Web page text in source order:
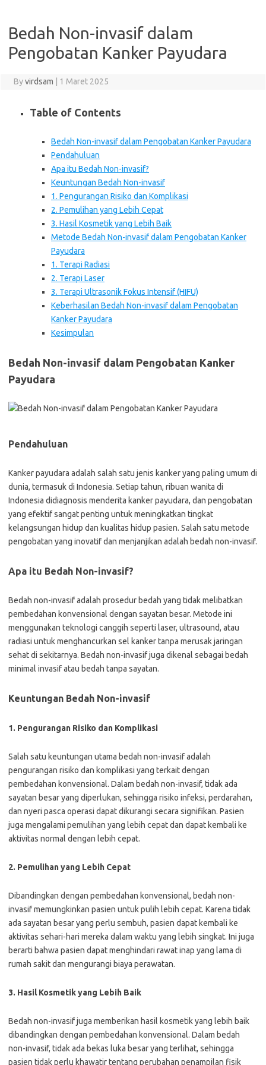
Bedah Non-invasif dalam
Pengobatan Kanker Payudara
Byvirdsam 1 Maret 2025
Table of Contents
Bedah Non-invasif dalam Pengobatan Kanker Payudara
Pendahuluan
Apa itu Bedah Non-invasif?
Keuntungan Bedah Non-invasif
1. Pengurangan Risiko dan Komplikasi
2. Pemulihan yang Lebih Cepat
3. Hasil Kosmetik yang Lebih Baik
Metode Bedah Non-invasif dalam Pengobatan Kanker
Payudara
1. Terapi Radiasi
2. Terapi Laser
3. Terapi Ultrasonik Fokus Intensif (HIFU)
Keberhasilan Bedah Non-invasif dalam Pengobatan
Kanker Payudara
Kesimpulan
Bedah Non-invasif dalam Pengobatan Kanker
Payudara
Pendahuluan
Kanker payudara adalah salah satu jenis kanker yang paling umum di
dunia, termasuk di Indonesia. Setiap tahun, ribuan wanita di
Indonesia didiagnosis menderita kanker payudara, dan pengobatan
yang efektif sangat penting untuk meningkatkan tingkat
kelangsungan hidup dan kualitas hidup pasien. Salah satu metode
pengobatan yang inovatif dan menjanjikan adalah bedah non-invasif.
Apa itu Bedah Non-invasif?
Bedah non-invasif adalah prosedur bedah yang tidak melibatkan
pembedahan konvensional dengan sayatan besar. Metode ini
menggunakan teknologi canggih seperti laser, ultrasound, atau
radiasi untuk menghancurkan sel kanker tanpa merusak jaringan
sehat di sekitarnya. Bedah non-invasif juga dikenal sebagai bedah
minimal invasif atau bedah tanpa sayatan.
Keuntungan Bedah Non-invasif
1. Pengurangan Risiko dan Komplikasi
Salah satu keuntungan utama bedah non-invasif adalah
pengurangan risiko dan komplikasi yang terkait dengan
pembedahan konvensional. Dalam bedah non-invasif, tidak ada
sayatan besar yang diperlukan, sehingga risiko infeksi, perdarahan,
dan nyeri pasca operasi dapat dikurangi secara signifikan. Pasien
juga mengalami pemulihan yang lebih cepat dan dapat kembali ke
aktivitas normal dengan lebih cepat.
2. Pemulihan yang Lebih Cepat
Dibandingkan dengan pembedahan konvensional, bedah non-
invasif memungkinkan pasien untuk pulih lebih cepat. Karena tidak
ada sayatan besar yang perlu sembuh, pasien dapat kembali ke
aktivitas sehari-hari mereka dalam waktu yang lebih singkat. Ini juga
berarti bahwa pasien dapat menghindari rawat inap yang lama di
rumah sakit dan mengurangi biaya perawatan.
3. Hasil Kosmetik yang Lebih Baik
Bedah non-invasif juga memberikan hasil kosmetik yang lebih baik
dibandingkan dengan pembedahan konvensional. Dalam bedah
non-invasif, tidak ada bekas luka besar yang terlihat, sehingga
pasien tidak perlu khawatir tentang perubahan penampilan fisik